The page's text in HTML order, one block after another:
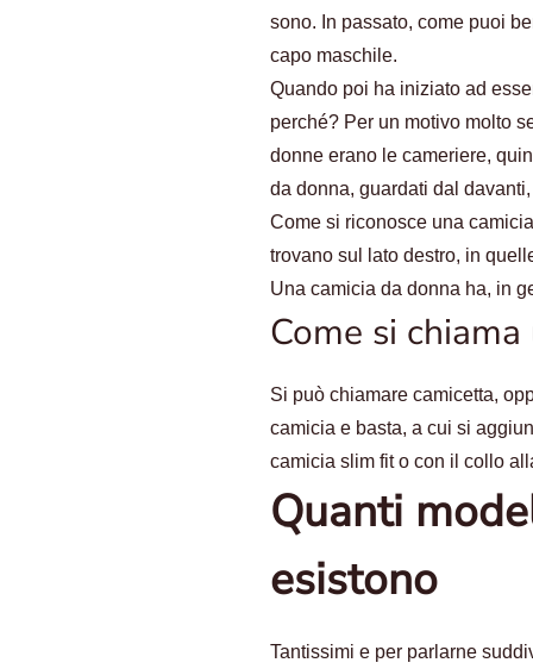
sono. In passato, come puoi
capo maschile.
Quando poi ha iniziato ad
perché? Per un motivo molto
donne erano le cameriere,
da donna, guardati dal
Come si riconosce una
trovano sul lato destro, in
Una camicia da donna ha, in
Come si
Si può chiamare camicetta,
camicia e basta, a cui si
camicia slim fit o con il collo
Quanti
esistono
Tantissimi e per parlarne